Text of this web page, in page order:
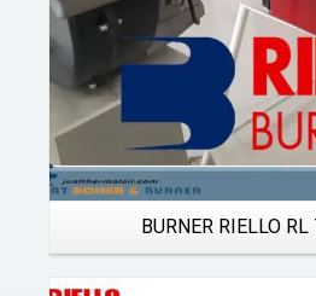
BURNER RIELLO